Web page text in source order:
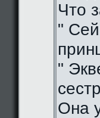
Что
"
"
Она